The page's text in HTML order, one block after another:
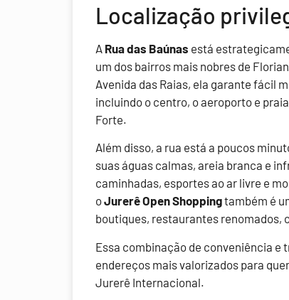
Localização
A Rua das Baúnas está
um dos bairros mais nobres de
Avenida das Raias, ela garante fácil
incluindo o centro, o aeroporto e
Forte.
Além disso, a rua está a poucos
suas águas calmas, areia branca e
caminhadas, esportes ao ar livre e
oJurerê Open Shoppingtambém é
boutiques, restaurantes renomados,
Essa combinação de conveniência e
endereços mais valorizados para
Jurerê Internacional.